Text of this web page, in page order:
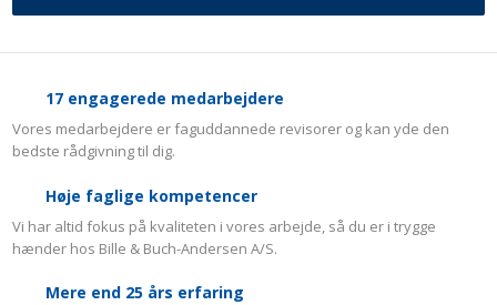
17 engagerede medarbejdere
Vores medarbejdere er faguddannede revisorer og kan yde den
bedste rådgivning til dig.
Høje faglige kompetencer
Vi har altid fokus på kvaliteten i vores arbejde, så du er i trygge
hænder hos Bille & Buch-Andersen A/S.
​Mere end 25 års erfaring